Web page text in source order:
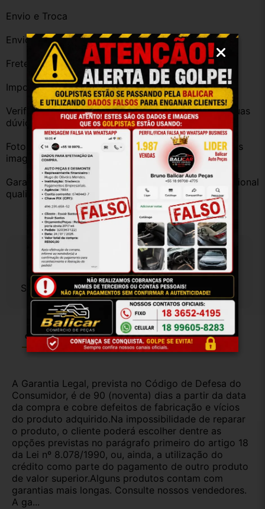
Envio e Troca
Envio imediato após confirmação da compra
Frete grátis para diversas regiões do Brasil
Importante
Verifique a compatibilidade com seu veículo. Tire suas
dúvidas no campo de perguntas!
Fotos reais do produto. Peça exatamente igual à das
imagens.
Garantia válida somente com instalação por profissional
qualificado.
Especificações
Sem especificações cadastradas.
Garantia Certificado de Procedência Troca e Devolução
A Garantia Legal, prevista no Código de Defesa do
Consumidor, é de 90 (noventa) dias a partir da data
da compra e cobre defeitos de fabricação e vícios
do produto adquirido.Na impossibilidade de reparar
o produto, o cliente poderá escolher dentre as
opções previstas no parágrafo primeiro do artigo 18
da Lei nº 8.078/1990, ou, ainda, a utilização do
crédito como parte do pagamento de outro produto
de valor superior.Alguns produtos contam com
garantias mais longas. Consulte nossos vendedores.
A ga...